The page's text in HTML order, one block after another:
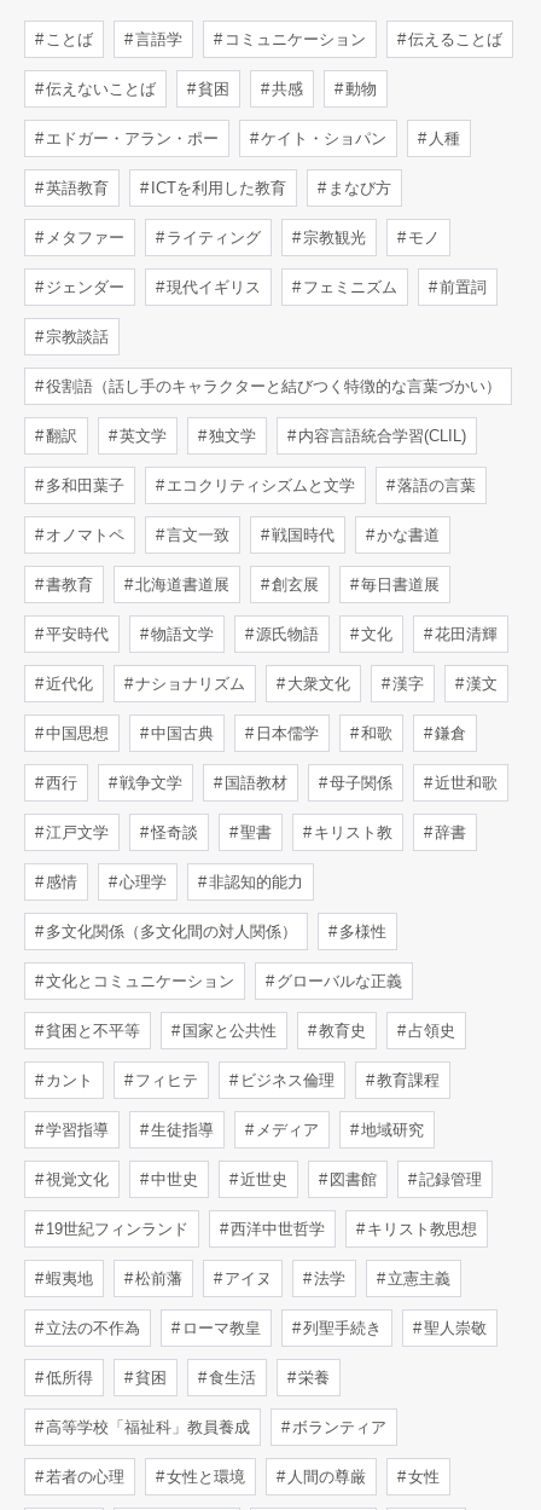
ことば 言語学 コミュニケーション 伝えることば
伝えないことば 貧困 共感 動物
エドガー・アラン・ポー ケイト・ショパン 人種
英語教育 ICTを利用した教育 まなび方
メタファー ライティング 宗教観光 モノ
ジェンダー 現代イギリス フェミニズム 前置詞
宗教談話
役割語（話し手のキャラクターと結びつく特徴的な言葉づかい）
翻訳 英文学 独文学 内容言語統合学習(CLIL)
多和田葉子 エコクリティシズムと文学 落語の言葉
オノマトペ 言文一致 戦国時代 かな書道
書教育 北海道書道展 創玄展 毎日書道展
平安時代 物語文学 源氏物語 文化 花田清輝
近代化 ナショナリズム 大衆文化 漢字 漢文
中国思想 中国古典 日本儒学 和歌 鎌倉
西行 戦争文学 国語教材 母子関係 近世和歌
江戸文学 怪奇談 聖書 キリスト教 辞書
感情 心理学 非認知的能力
多文化関係（多文化間の対人関係） 多様性
文化とコミュニケーション グローバルな正義
貧困と不平等 国家と公共性 教育史 占領史
カント フィヒテ ビジネス倫理 教育課程
学習指導 生徒指導 メディア 地域研究
視覚文化 中世史 近世史 図書館 記録管理
19世紀フィンランド 西洋中世哲学 キリスト教思想
蝦夷地 松前藩 アイヌ 法学 立憲主義
立法の不作為 ローマ教皇 列聖手続き 聖人崇敬
低所得 貧困 食生活 栄養
高等学校「福祉科」教員養成 ボランティア
若者の心理 女性と環境 人間の尊厳 女性